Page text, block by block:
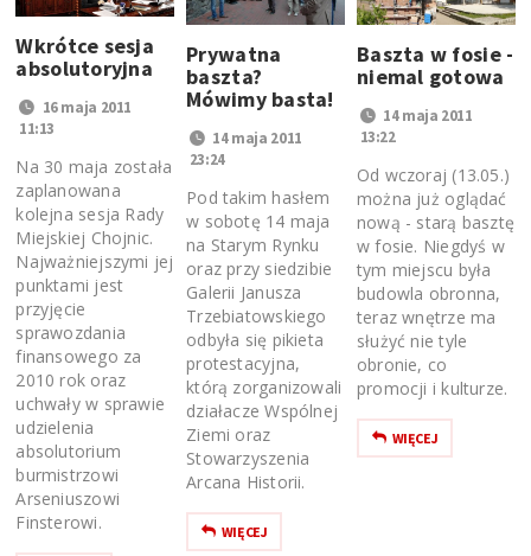
Wkrótce sesja
absolutoryjna
16 maja 2011
11:13
Na 30 maja została
zaplanowana
kolejna sesja Rady
Miejskiej Chojnic.
Najważniejszymi jej
punktami jest
przyjęcie
sprawozdania
finansowego za
2010 rok oraz
uchwały w sprawie
udzielenia
absolutorium
burmistrzowi
Arseniuszowi
Finsterowi.
Prywatna
baszta?
Mówimy basta!
14 maja 2011
23:24
Pod takim hasłem
w sobotę 14 maja
na Starym Rynku
oraz przy siedzibie
Galerii Janusza
Trzebiatowskiego
odbyła się pikieta
protestacyjna,
którą zorganizowali
działacze Wspólnej
Ziemi oraz
Stowarzyszenia
Arcana Historii.
WIĘCEJ
Baszta w fosie -
niemal gotowa
14 maja 2011
13:22
Od wczoraj (13.05.)
można już oglądać
nową - starą basztę
w fosie. Niegdyś w
tym miejscu była
budowla obronna,
teraz wnętrze ma
służyć nie tyle
obronie, co
promocji i kulturze.
WIĘCEJ